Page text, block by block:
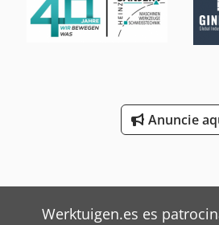
Anuncie
Werktuigen.es es